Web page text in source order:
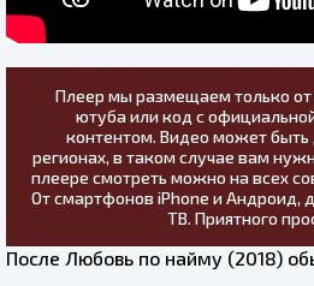
Плеер мы размещаем только от
ютуба или код с
контентом. Видео может быть
регионах, в таком случае вам
плеере смотреть можно на всех
От смартфонов iPhone и Андроид,
ТВ. Приятного
После Любовь по найму (2018)